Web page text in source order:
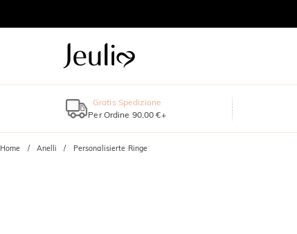
Gratis Spedizione
Per Ordine 90,00 €+
Home Anelli Personalisierte Ringe